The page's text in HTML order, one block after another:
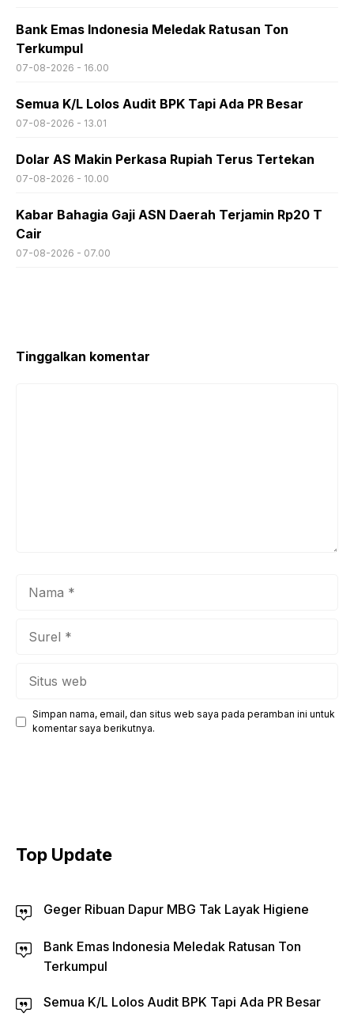
Bank Emas Indonesia Meledak Ratusan Ton
Terkumpul
07-08-2026 - 16.00
Semua K/L Lolos Audit BPK Tapi Ada PR Besar
07-08-2026 - 13.01
Dolar AS Makin Perkasa Rupiah Terus Tertekan
07-08-2026 - 10.00
Kabar Bahagia Gaji ASN Daerah Terjamin Rp20 T
Cair
07-08-2026 - 07.00
Tinggalkan komentar
Simpan nama, email, dan situs web saya pada peramban ini untuk
komentar saya berikutnya.
Top Update
Geger Ribuan Dapur MBG Tak Layak Higiene
Bank Emas Indonesia Meledak Ratusan Ton
Terkumpul
Semua K/L Lolos Audit BPK Tapi Ada PR Besar